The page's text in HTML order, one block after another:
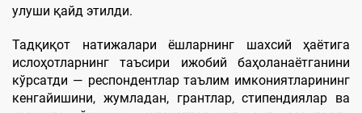
улуши қайд этилди.
Тадқиқот натижалари ёшларнинг шахсий ҳаётига
ислоҳотларнинг таъсири ижобий баҳоланаётганини
кўрсатди — респондентлар таълим имкониятларининг
кенгайишини, жумладан, грантлар, стипендиялар ва